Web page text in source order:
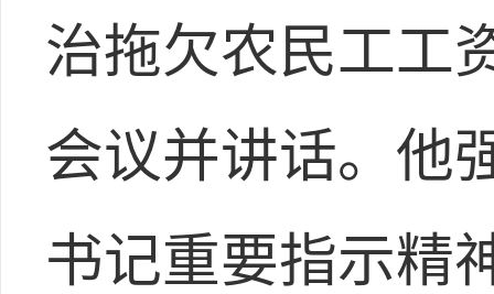
治拖欠农民工工
会议并讲话。他
书记重要指示精